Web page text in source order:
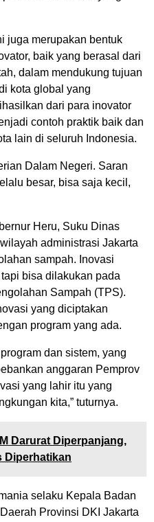
juga merupakan bentuk
baik yang berasal dari
dalam mendukung tujuan
kota global yang
dari para inovator
contoh praktik baik dan
lain di seluruh Indonesia.
Dalam Negeri. Saran
besar, bisa saja kecil,
Heru, Suku Dinas
administrasi Jakarta
sampah. Inovasi
bisa dilakukan pada
Sampah (TPS).
yang diciptakan
program yang ada.
dan sistem, yang
anggaran Pemprov
yang lahir itu yang
kita,” tuturnya.
Darurat Diperpanjang,
Diperhatikan
selaku Kepala Badan
Provinsi DKI Jakarta